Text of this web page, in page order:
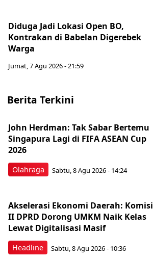
Diduga Jadi Lokasi Open BO,
Kontrakan di Babelan Digerebek
Warga
Jumat, 7 Agu 2026 - 21:59
Berita Terkini
Olahraga
John Herdman: Tak Sabar Bertemu
Singapura Lagi di FIFA ASEAN Cup
2026
Sabtu, 8 Agu 2026 - 14:24
Headline
Akselerasi Ekonomi Daerah: Komisi
II DPRD Dorong UMKM Naik Kelas
Lewat Digitalisasi Masif
Sabtu, 8 Agu 2026 - 10:36